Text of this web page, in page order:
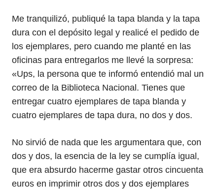
Me tranquilizó, publiqué la tapa blanda y la tapa
dura con el depósito legal y realicé el pedido de
los ejemplares, pero cuando me planté en las
oficinas para entregarlos me llevé la sorpresa:
«Ups, la persona que te informó entendió mal un
correo de la Biblioteca Nacional. Tienes que
entregar cuatro ejemplares de tapa blanda y
cuatro ejemplares de tapa dura, no dos y dos.
No sirvió de nada que les argumentara que, con
dos y dos, la esencia de la ley se cumplía igual,
que era absurdo hacerme gastar otros cincuenta
euros en imprimir otros dos y dos ejemplares